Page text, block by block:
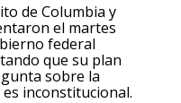
de Columbia y
el martes
federal
que su plan
sobre la
inconstitucional.